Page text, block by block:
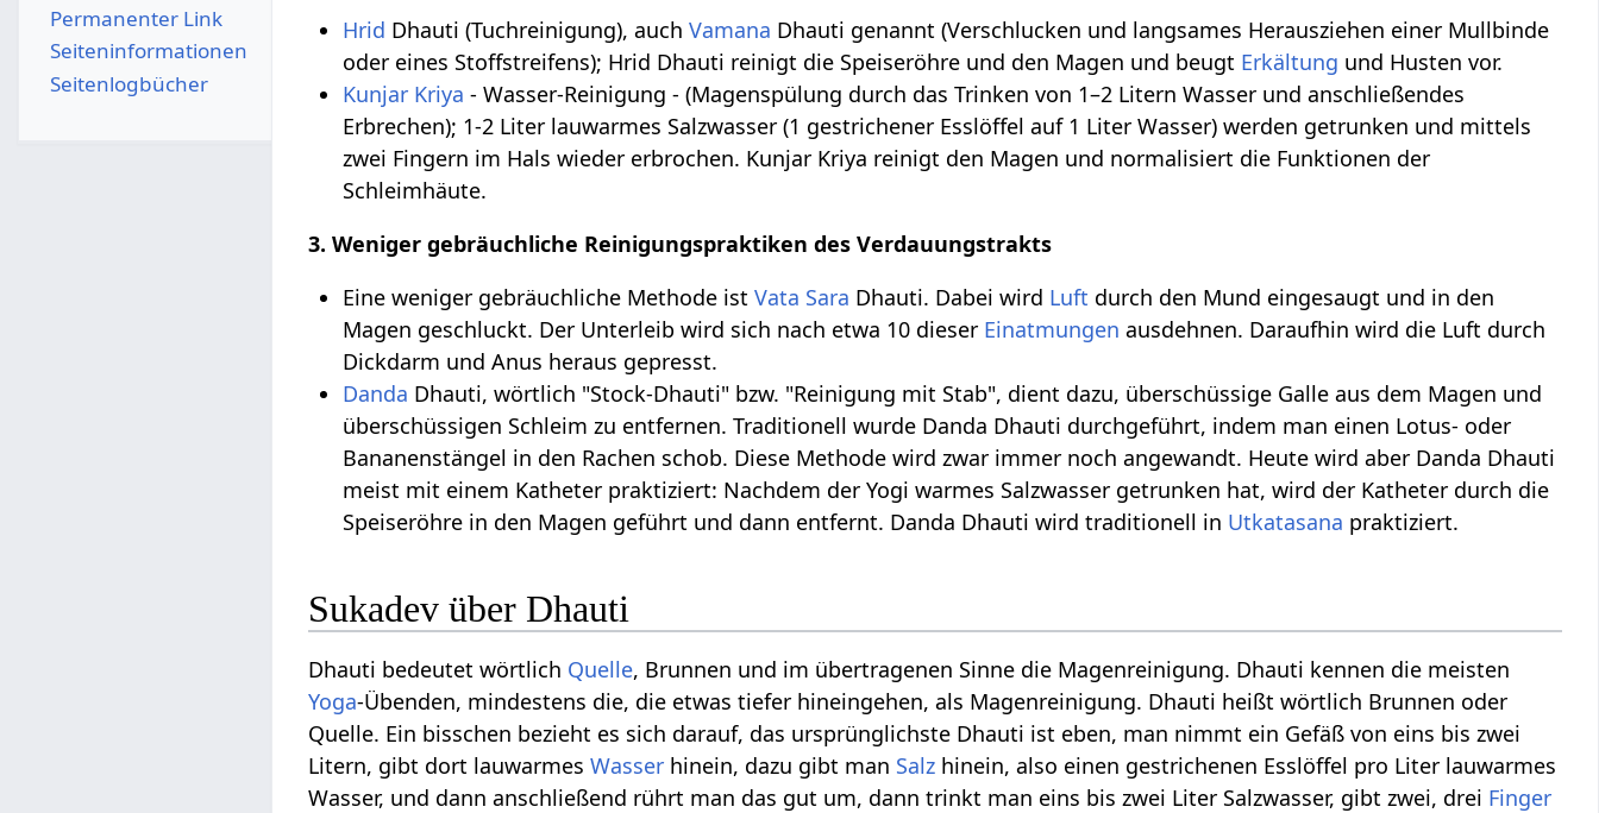
Hrid Dhauti (Tuchreinigung), auchVamana Dhauti genannt (Verschlucken und langsames Herausziehen einer Mullbinde
oder eines Stoffstreifens); Hrid Dhauti reinigt die Speiseröhre und den Magen und beugt Erkältung und Husten vor.
Kunjar Kriya - Wasser-Reinigung - (Magenspülung durch das Trinken von 1–2 Litern Wasser und anschließendes
Erbrechen); 1-2 Liter lauwarmes Salzwasser (1 gestrichener Esslöffel auf 1 Liter Wasser) werden getrunken und mittels
zwei Fingern im Hals wieder erbrochen. Kunjar Kriya reinigt den Magen und normalisiert die Funktionen der
Schleimhäute.
3. Weniger gebräuchliche Reinigungspraktiken des Verdauungstrakts
Eine weniger gebräuchliche Methode istVata Sara Dhauti. Dabei wird Luft durch den Mund eingesaugt und in den
Magen geschluckt. Der Unterleib wird sich nach etwa 10 dieser Einatmungen ausdehnen. Daraufhin wird die Luft durch
Dickdarm und Anus heraus gepresst.
Danda Dhauti, wörtlich "Stock-Dhauti" bzw. "Reinigung mit Stab", dient dazu, überschüssige Galle aus dem Magen und
überschüssigen Schleim zu entfernen. Traditionell wurde Danda Dhauti durchgeführt, indem man einen Lotus- oder
Bananenstängel in den Rachen schob. Diese Methode wird zwar immer noch angewandt. Heute wird aber Danda Dhauti
meist mit einem Katheter praktiziert: Nachdem der Yogi warmes Salzwasser getrunken hat, wird der Katheter durch die
Speiseröhre in den Magen geführt und dann entfernt. Danda Dhauti wird traditionell in Utkatasana praktiziert.
Sukadev über Dhauti
Dhauti bedeutet wörtlich Quelle, Brunnen und im übertragenen Sinne die Magenreinigung. Dhauti kennen die meisten
Yoga-Übenden, mindestens die, die etwas tiefer hineingehen, als Magenreinigung. Dhauti heißt wörtlich Brunnen oder
Quelle. Ein bisschen bezieht es sich darauf, das ursprünglichste Dhauti ist eben, man nimmt ein Gefäß von eins bis zwei
Litern, gibt dort lauwarmesWasser hinein, dazu gibt man Salz hinein, also einen gestrichenen Esslöffel pro Liter lauwarmes
Wasser, und dann anschließend rührt man das gut um, dann trinkt man eins bis zwei Liter Salzwasser, gibt zwei, drei Finger
Permanenter Link
Seiten­­informationen
Seitenlogbücher